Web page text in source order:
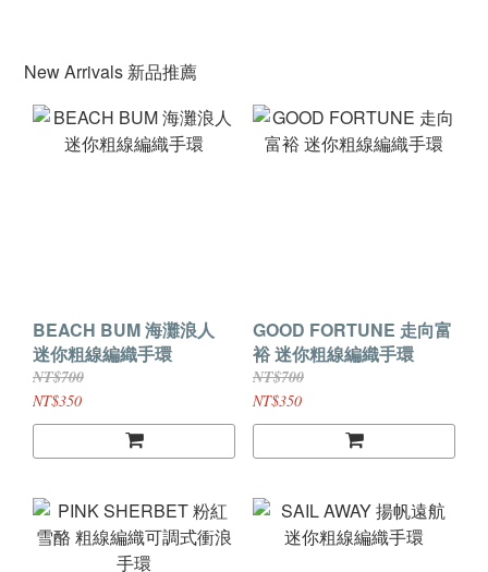
New Arrivals 新品推薦
BEACH BUM 海灘浪人
迷你粗線編織手環
NT$700
NT$350
GOOD FORTUNE 走向富
裕 迷你粗線編織手環
NT$700
NT$350